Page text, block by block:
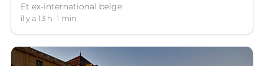
Et ex-international belge.
il y a 13 h 1 min